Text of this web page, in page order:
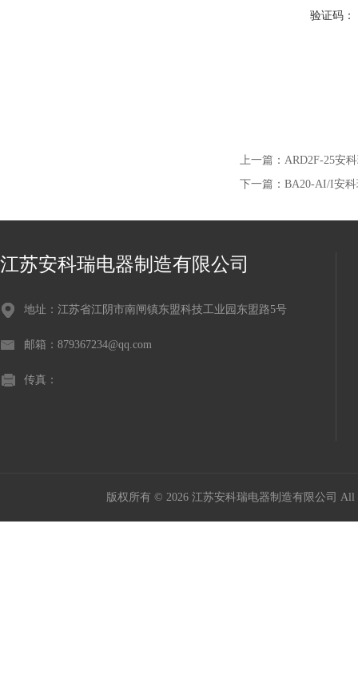
验证码：
上一篇： ARD2F-25安
下一篇： BA20-AI/I安
江苏安科瑞电器制造有限公司
地址：江苏省江阴市南闸镇东盟科技工业园东盟路5号
邮箱：879367234@qq.com
传真：
版权所有 © 2026 江苏安科瑞电器制造有限公司